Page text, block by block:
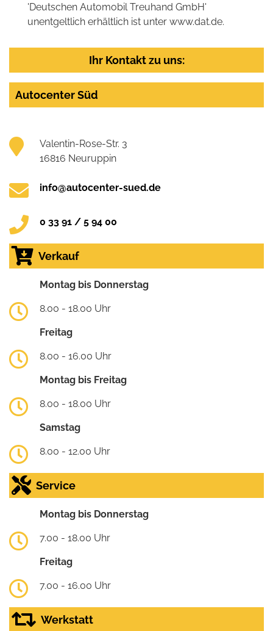
'Deutschen Automobil Treuhand GmbH'
unentgeltlich erhältlich ist unter www.dat.de.
Ihr Kontakt zu uns:
Autocenter Süd
Valentin-Rose-Str. 3
16816 Neuruppin
info@autocenter-sued.de
0 33 91 / 5 94 00
Verkauf
Montag bis Donnerstag
8.00 - 18.00 Uhr
Freitag
8.00 - 16.00 Uhr
Montag bis Freitag
8.00 - 18.00 Uhr
Samstag
8.00 - 12.00 Uhr
Service
Montag bis Donnerstag
7.00 - 18.00 Uhr
Freitag
7.00 - 16.00 Uhr
Werkstatt